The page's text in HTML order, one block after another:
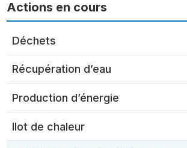
Actions en cours
Déchets
Récupération d’eau
Production d’énergie
Ilot de chaleur